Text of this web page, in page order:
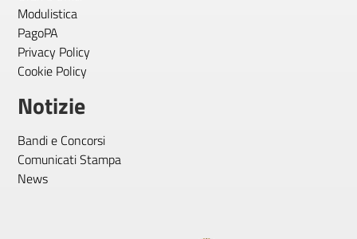
Modulistica
PagoPA
Privacy Policy
Cookie Policy
Notizie
Bandi e Concorsi
Comunicati Stampa
News